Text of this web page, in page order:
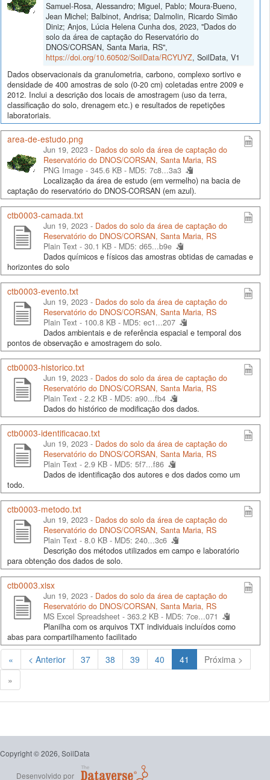
Samuel-Rosa, Alessandro; Miguel, Pablo; Moura-Bueno,
Jean Michel; Balbinot, Andrisa; Dalmolin, Ricardo Simão
Diniz; Anjos, Lúcia Helena Cunha dos, 2023, "Dados do
solo da área de captação do Reservatório do
DNOS/CORSAN, Santa Maria, RS",
https://doi.org/10.60502/SoilData/RCYUYZ, SoilData, V1
Dados observacionais da granulometria, carbono, complexo sortivo e
densidade de 400 amostras de solo (0-20 cm) coletadas entre 2009 e
2012. Inclui a descrição dos locais de amostragem (uso da terra,
classificação do solo, drenagem etc.) e resultados de repetições
laboratoriais.
area-de-estudo.png
Jun 19, 2023 - Dados do solo da área de captação do
Reservatório do DNOS/CORSAN, Santa Maria, RS
PNG Image - 345.6 KB - MD5: 7c8...3a3
Localização da área de estudo (em vermelho) na bacia de
captação do reservatório do DNOS-CORSAN (em azul).
ctb0003-camada.txt
Jun 19, 2023 - Dados do solo da área de captação do
Reservatório do DNOS/CORSAN, Santa Maria, RS
Plain Text - 30.1 KB - MD5: d65...b9e
Dados químicos e físicos das amostras obtidas de camadas e
horizontes do solo
ctb0003-evento.txt
Jun 19, 2023 - Dados do solo da área de captação do
Reservatório do DNOS/CORSAN, Santa Maria, RS
Plain Text - 100.8 KB - MD5: ec1...207
Dados ambientais e de referência espacial e temporal dos
pontos de observação e amostragem do solo.
ctb0003-historico.txt
Jun 19, 2023 - Dados do solo da área de captação do
Reservatório do DNOS/CORSAN, Santa Maria, RS
Plain Text - 2.2 KB - MD5: a90...fb4
Dados do histórico de modificação dos dados.
ctb0003-identificacao.txt
Jun 19, 2023 - Dados do solo da área de captação do
Reservatório do DNOS/CORSAN, Santa Maria, RS
Plain Text - 2.9 KB - MD5: 5f7...f86
Dados de identificação dos autores e dos dados como um
todo.
ctb0003-metodo.txt
Jun 19, 2023 - Dados do solo da área de captação do
Reservatório do DNOS/CORSAN, Santa Maria, RS
Plain Text - 8.0 KB - MD5: 240...3c6
Descrição dos métodos utilizados em campo e laboratório
para obtenção dos dados de solo.
ctb0003.xlsx
Jun 19, 2023 - Dados do solo da área de captação do
Reservatório do DNOS/CORSAN, Santa Maria, RS
MS Excel Spreadsheet - 363.2 KB - MD5: 7ce...071
Planilha com os arquivos TXT individuais incluídos como
abas para compartilhamento facilitado
« < Anterior 37 38 39 40 41 (Atual)Próxima >
»
Copyright © 2026, SoilData
Desenvolvido por